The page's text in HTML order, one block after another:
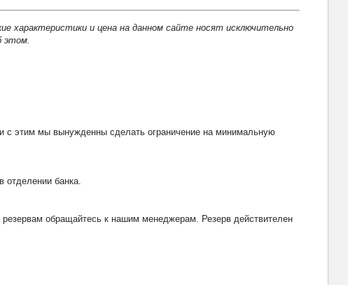
характеристики и цена на данном сайте носят исключительно
этом.
с этим мы вынужденны сделать ограничение на минимальную
отделении банка.
обращайтесь к нашим менеджерам. Резерв действителен